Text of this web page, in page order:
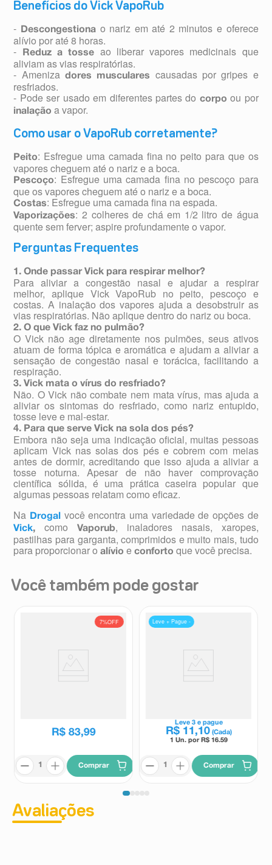
Benefícios do Vick VapoRub
- Descongestionao nariz em até 2 minutos e oferece
alívio por até 8 horas.
- Reduz a tosse
ao liberar vapores medicinais que
aliviam as vias respiratórias.
- Amenizadores musculares
causadas por gripes e
resfriados.
- Pode ser usado em diferentes partes do corpo ou por
inalação a vapor.
Como usar o VapoRub corretamente?
Peito: Esfregue uma camada fina no peito para que os
vapores cheguem até o nariz e a boca.
Pescoço: Esfregue uma camada fina no pescoço para
que os vapores cheguem até o nariz e a boca.
Costas: Esfregue uma camada fina na espada.
Vaporizações: 2 colheres de chá em 1/2 litro de água
quente sem ferver; aspire profundamente o vapor.
Perguntas Frequentes
1. Onde passar Vick para respirar melhor?
Para aliviar a congestão nasal e ajudar a respirar
melhor, aplique Vick VapoRub no peito, pescoço e
costas. A inalação dos vapores ajuda a desobstruir as
vias respiratórias. Não aplique dentro do nariz ou boca.
2. O que Vick faz no pulmão?
O Vick não age diretamente nos pulmões, seus ativos
atuam de forma tópica e aromática e ajudam a aliviar a
sensação de congestão nasal e torácica, facilitando a
respiração.
3. Vick mata o vírus do resfriado?
Não. O Vick não combate nem mata vírus, mas ajuda a
aliviar os sintomas do resfriado, como nariz entupido,
tosse leve e mal-estar.
4. Para que serve Vick na sola dos pés?
Embora não seja uma indicação oficial, muitas pessoas
aplicam Vick nas solas dos pés e cobrem com meias
antes de dormir, acreditando que isso ajuda a aliviar a
tosse noturna. Apesar de não haver comprovação
científica sólida, é uma prática caseira popular que
algumas pessoas relatam como eficaz.
Na
Drogal você encontra uma variedade de opções de
Vick,comoVaporub, inaladores nasais, xaropes,
pastilhas para garganta, comprimidos e muito mais, tudo
para proporcionar oalívio econforto que você precisa.
Você também pode gostar
7%OFF
R$ 83,99
Comprar
Leve + Pague -
Leve 3e pague
R$ 11 ,10 (Cada)
1 Un. por R$ 16.59
Comprar
Avaliações